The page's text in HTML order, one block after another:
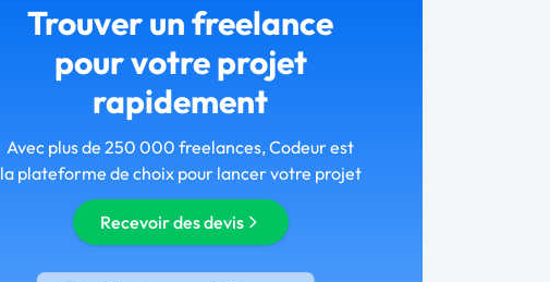
Trouver un freelance
pour votre projet
rapidement
Avec plus de 250 000 freelances, Codeur est
la plateforme de choix pour lancer votre projet
Recevoir des devis